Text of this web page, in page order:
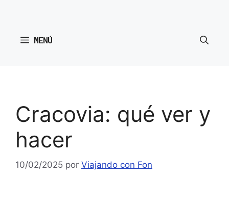
MENÚ
Cracovia: qué ver y
hacer
10/02/2025 por Viajando con Fon